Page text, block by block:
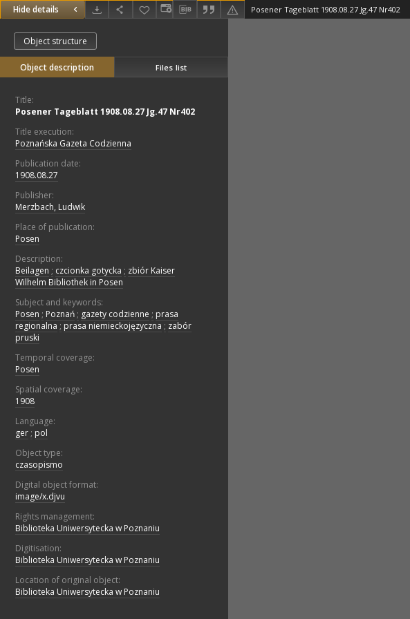
Hide details Posener Tageblatt 1908.08.27 Jg.47 Nr402
Object structure
Object description Files list
Title:
Posener Tageblatt 1908.08.27 Jg.47 Nr402
Title execution:
Poznańska Gazeta Codzienna
Publication date:
1908.08.27
Publisher:
Merzbach, Ludwik
Place of publication:
Posen
Description:
Beilagen ; czcionka gotycka ; zbiór Kaiser
Wilhelm Bibliothek in Posen
Subject and keywords:
Posen ; Poznań ; gazety codzienne ; prasa
regionalna ; prasa niemieckojęzyczna ; zabór
pruski
Temporal coverage:
Posen
Spatial coverage:
1908
Language:
ger ; pol
Object type:
czasopismo
Digital object format:
image/x.djvu
Rights management:
Biblioteka Uniwersytecka w Poznaniu
Digitisation:
Biblioteka Uniwersytecka w Poznaniu
Location of original object:
Biblioteka Uniwersytecka w Poznaniu